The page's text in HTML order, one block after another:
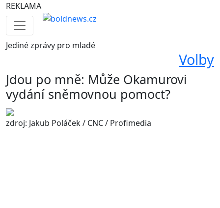
REKLAMA
Jedinézprávy pro mladé
Volby
Jdou po mně: Může Okamurovi
vydání sněmovnou pomoct?
zdroj: Jakub Poláček / CNC / Profimedia